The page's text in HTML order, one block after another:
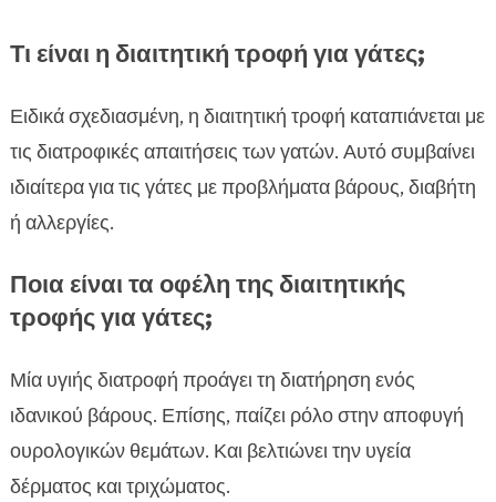
Τι είναι η διαιτητική τροφή για γάτες;
Ειδικά σχεδιασμένη, η διαιτητική τροφή καταπιάνεται με
τις διατροφικές απαιτήσεις των γατών. Αυτό συμβαίνει
ιδιαίτερα για τις γάτες με προβλήματα βάρους, διαβήτη
ή αλλεργίες.
Ποια είναι τα οφέλη της διαιτητικής
τροφής για γάτες;
Μία υγιής διατροφή προάγει τη διατήρηση ενός
ιδανικού βάρους. Επίσης, παίζει ρόλο στην αποφυγή
ουρολογικών θεμάτων. Και βελτιώνει την υγεία
δέρματος και τριχώματος.